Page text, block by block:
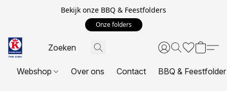
Bekijk onze BBQ & Feestfolders
Onze folders
Webshop Over ons Contact BBQ & Feestfolder